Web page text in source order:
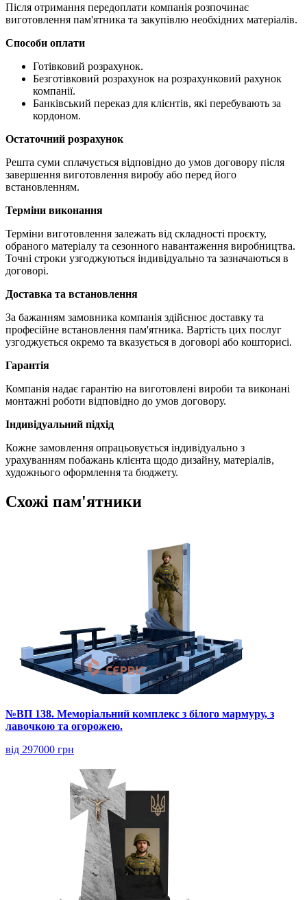
Після отримання передоплати компанія розпочинає
виготовлення пам'ятника та закупівлю необхідних матеріалів.
Способи оплати
Готівковий розрахунок.
Безготівковий розрахунок на розрахунковий рахунок
компанії.
Банківський переказ для клієнтів, які перебувають за
кордоном.
Остаточний розрахунок
Решта суми сплачується відповідно до умов договору після
завершення виготовлення виробу або перед його
встановленням.
Терміни виконання
Терміни виготовлення залежать від складності проєкту,
обраного матеріалу та сезонного навантаження виробництва.
Точні строки узгоджуються індивідуально та зазначаються в
договорі.
Доставка та встановлення
За бажанням замовника компанія здійснює доставку та
професійне встановлення пам'ятника. Вартість цих послуг
узгоджується окремо та вказується в договорі або кошторисі.
Гарантія
Компанія надає гарантію на виготовлені вироби та виконані
монтажні роботи відповідно до умов договору.
Індивідуальний підхід
Кожне замовлення опрацьовується індивідуально з
урахуванням побажань клієнта щодо дизайну, матеріалів,
художнього оформлення та бюджету.
Схожі пам'ятники
№ВП 138. Меморіальний комплекс з білого мармуру, з
лавочкою та огорожею.
від 297000 грн